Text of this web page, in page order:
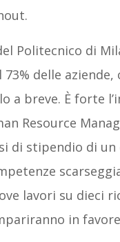
Politecnico di
delle aziende,
a breve. È forte
Resource
di stipendio di
lavori su dieci
in